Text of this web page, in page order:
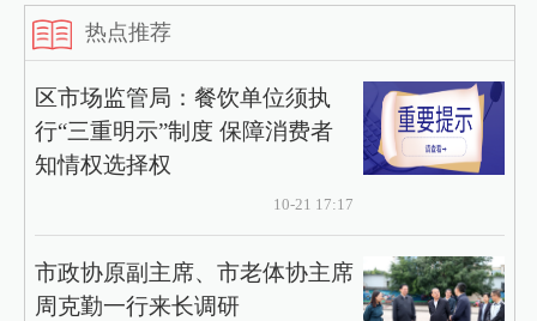
热点推荐
区市场监管局：餐饮单位须执
行“三重明示”制度 保障消费者
知情权选择权
10-21 17:17
市政协原副主席、市老体协主席
周克勤一行来长调研